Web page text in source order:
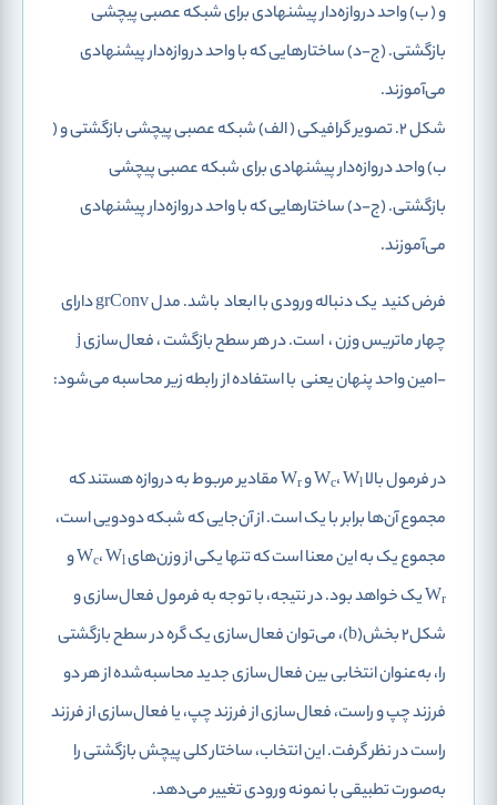
شکل 2. تصویر گرافیکی ( الف) شبکه عصبی پیچشی بازگشتی و (
ب) واحد دروازه‌دار پیشنهادی برای شبکه عصبی پیچشی
بازگشتی. (ج-د) ساختارهایی که با واحد دروازه‌دار پیشنهادی
می‌آموزند.
فرض کنید یک دنباله ورودی با ابعاد
باشد. مدل grConv دارای
چهار ماتریس وزن، است. در هر سطح بازگشت
، فعال‌سازی j
-امین واحد پنهان یعنی با استفاده از رابطه زیر محاسبه می‌شود:
در فرمول بالا W c، Wl و Wr
مقادیر مربوط به دروازه‌ هستند که
مجموع آن‌ها برابر با یک است. از آن‌جایی که شبکه‌ دودویی است،
مجموع یک به این معنا است که تنها یکی از وزن‌های W
c، Wl
و
Wr
یک خواهد بود. در نتیجه، با توجه به فرمول فعال‌سازی و
شکل2 بخش(b)، می‌توان فعال‌سازی یک گره در سطح بازگشتی
را، به‌عنوان انتخابی بین فعال‌سازی جدید محاسبه‌شده از هر دو
فرزند چپ و راست، فعال‌سازی از فرزند چپ، یا فعال‌سازی از فرزند
راست در نظر گرفت. این انتخاب، ساختار کلی پیچش بازگشتی را
به‌صورت تطبیقی با نمونه ورودی تغییر می‌دهد.